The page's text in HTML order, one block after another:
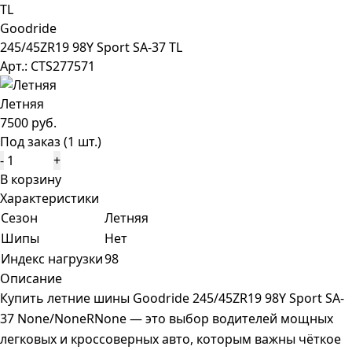
TL
Goodride
245/45ZR19 98Y Sport SA-37 TL
Арт.: CTS277571
Летняя
7500 руб.
Под заказ (1 шт.)
-
+
В корзину
Характеристики
Сезон
Летняя
Шипы
Нет
Индекс нагрузки98
Описание
Купить летние шины Goodride 245/45ZR19 98Y Sport SA-
37 None/NoneRNone — это выбор водителей мощных
легковых и кроссоверных авто, которым важны чёткое